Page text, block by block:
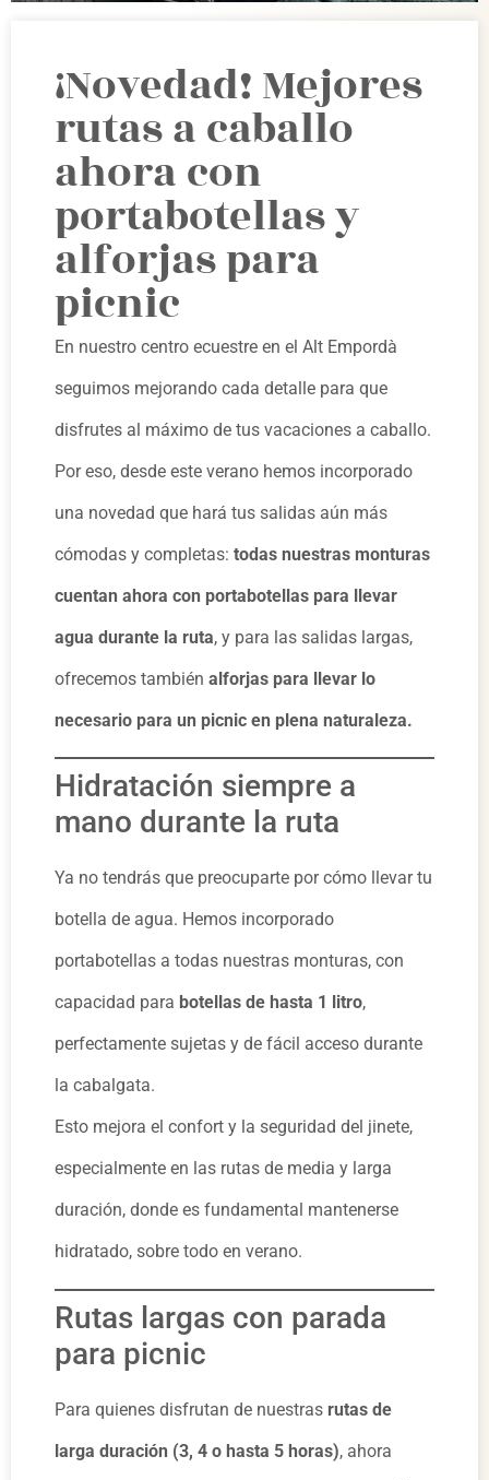
¡Novedad! Mejores
rutas a caballo
ahora con
portabotellas y
alforjas para
picnic
En nuestro centro ecuestre en el Alt Empordà
seguimos mejorando cada detalle para que
disfrutes al máximo de tus vacaciones a caballo.
Por eso, desde este verano hemos incorporado
una novedad que hará tus salidas aún más
cómodas y completas: todas nuestras monturas
cuentan ahora con portabotellas para llevar
agua durante la ruta, y para las salidas largas,
ofrecemos también alforjas para llevar lo
necesario para un picnic en plena naturaleza.
Hidratación siempre a
mano durante la ruta
Ya no tendrás que preocuparte por cómo llevar tu
botella de agua. Hemos incorporado
portabotellas a todas nuestras monturas, con
capacidad para botellas de hasta 1 litro,
perfectamente sujetas y de fácil acceso durante
la cabalgata.
Esto mejora el confort y la seguridad del jinete,
especialmente en las rutas de media y larga
duración, donde es fundamental mantenerse
hidratado, sobre todo en verano.
Rutas largas con parada
para picnic
Para quienes disfrutan de nuestras rutas de
larga duración (3, 4 o hasta 5 horas), ahora